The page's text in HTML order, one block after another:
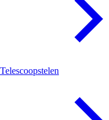
Telescoopstelen